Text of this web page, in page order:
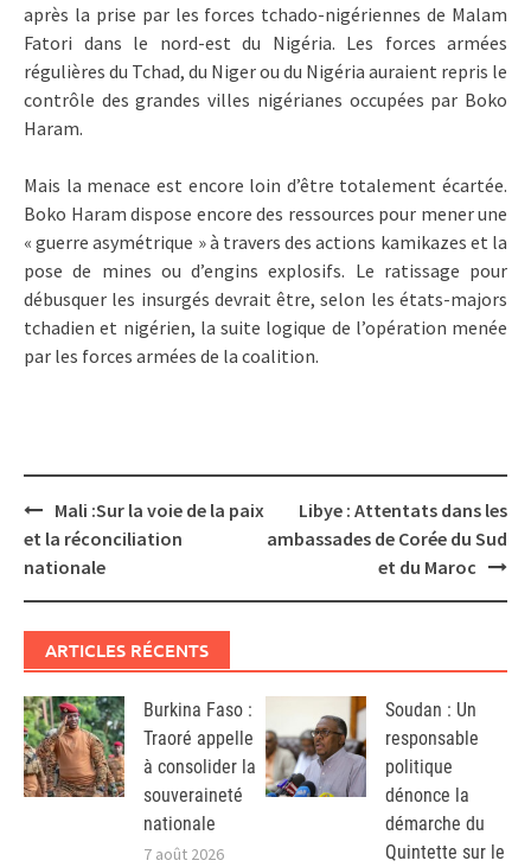
après la prise par les forces tchado-nigériennes de Malam
Fatori dans le nord-est du Nigéria. Les forces armées
régulières du Tchad, du Niger ou du Nigéria auraient repris le
contrôle des grandes villes nigérianes occupées par Boko
Haram.
Mais la menace est encore loin d’être totalement écartée.
Boko Haram dispose encore des ressources pour mener une
« guerre asymétrique » à travers des actions kamikazes et la
pose de mines ou d’engins explosifs. Le ratissage pour
débusquer les insurgés devrait être, selon les états-majors
tchadien et nigérien, la suite logique de l’opération menée
par les forces armées de la coalition.
Post
navigation
Mali :Sur la voie de la paix
et la réconciliation
nationale
Libye : Attentats dans les
ambassades de Corée du Sud
et du Maroc
ARTICLES RÉCENTS
Burkina Faso :
Traoré appelle
à consolider la
souveraineté
nationale
7 août 2026
Soudan : Un
responsable
politique
dénonce la
démarche du
Quintette sur le